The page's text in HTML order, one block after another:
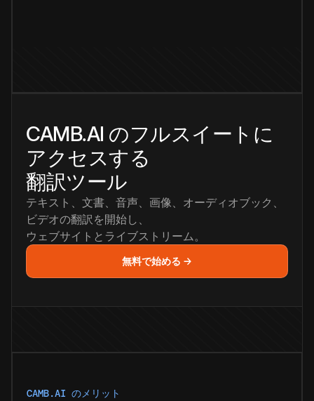
CAMB.AI のフルスイートに
アクセスする
翻訳ツール
テキスト、文書、音声、画像、オーディオブック、
ビデオの翻訳を開始し、
ウェブサイトとライブストリーム。
無料で始める →
CAMB.AI のメリット